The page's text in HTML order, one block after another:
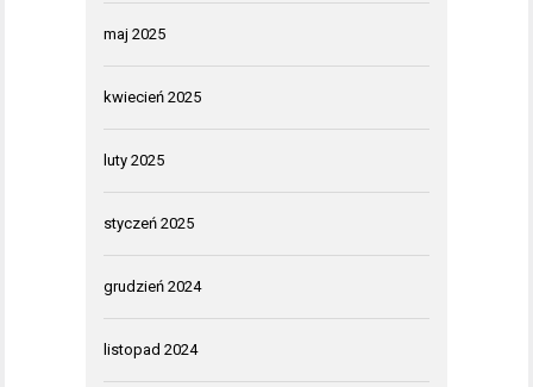
maj 2025
kwiecień 2025
luty 2025
styczeń 2025
grudzień 2024
listopad 2024